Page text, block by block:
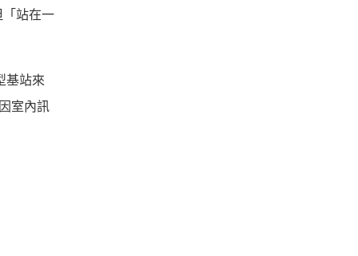
「站在一
基站來
室內訊